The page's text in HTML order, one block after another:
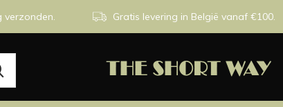
verzonden. Gratis levering in België vanaf €100.